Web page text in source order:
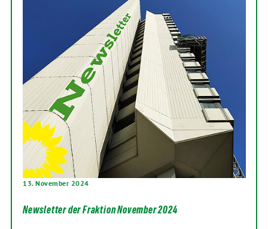
13. November 2024
Newsletter der Fraktion November 2024